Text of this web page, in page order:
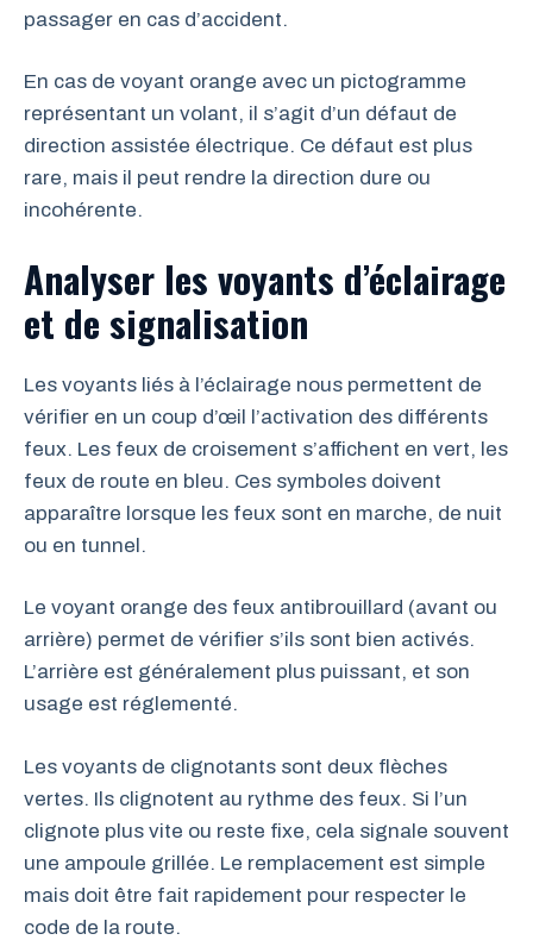
passager en cas d’accident.
En cas de voyant orange avec un pictogramme
représentant un volant, il s’agit d’un défaut de
direction assistée électrique. Ce défaut est plus
rare, mais il peut rendre la direction dure ou
incohérente.
Analyser les voyants d’éclairage
et de signalisation
Les voyants liés à l’éclairage nous permettent de
vérifier en un coup d’œil l’activation des différents
feux. Les feux de croisement s’affichent en vert, les
feux de route en bleu. Ces symboles doivent
apparaître lorsque les feux sont en marche, de nuit
ou en tunnel.
Le voyant orange des feux antibrouillard (avant ou
arrière) permet de vérifier s’ils sont bien activés.
L’arrière est généralement plus puissant, et son
usage est réglementé.
Les voyants de clignotants sont deux flèches
vertes. Ils clignotent au rythme des feux. Si l’un
clignote plus vite ou reste fixe, cela signale souvent
une ampoule grillée. Le remplacement est simple
mais doit être fait rapidement pour respecter le
code de la route.